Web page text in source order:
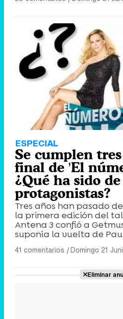
ESPECIAL
Se cumplen
final de 'El
¿Qué ha sido de
protagonistas?
Tres años han pasado
la primera edición del
Antena 3 confió a
suponía la vuelta de
41 comentarios |Domingo 21
Eliminar